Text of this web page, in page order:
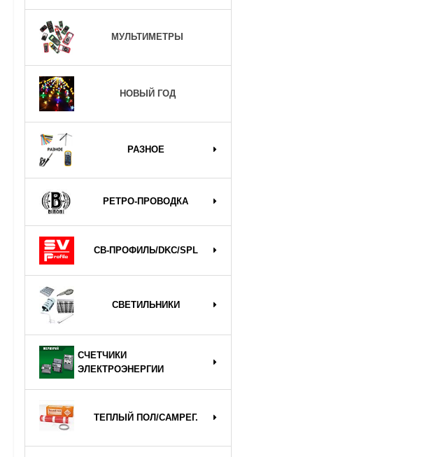
МУЛЬТИМЕТРЫ
НОВЫЙ ГОД
РАЗНОЕ
РЕТРО-ПРОВОДКА
СВ-ПРОФИЛЬ/DKC/SPL
СВЕТИЛЬНИКИ
СЧЕТЧИКИ
ЭЛЕКТРОЭНЕРГИИ
ТЕПЛЫЙ ПОЛ/САМРЕГ.